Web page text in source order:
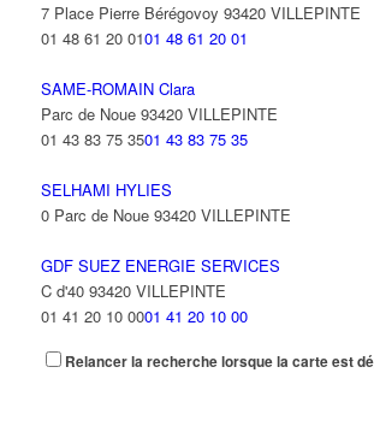
7 Place Pierre Bérégovoy 93420 VILLEPINTE
01 48 61 20 0101 48 61 20 01
SAME-ROMAIN Clara
Parc de Noue 93420 VILLEPINTE
01 43 83 75 3501 43 83 75 35
SELHAMI HYLIES
0 Parc de Noue 93420 VILLEPINTE
GDF SUEZ ENERGIE SERVICES
C d'40 93420 VILLEPINTE
01 41 20 10 0001 41 20 10 00
AMISPORT
Relancer la recherche lorsque la carte est